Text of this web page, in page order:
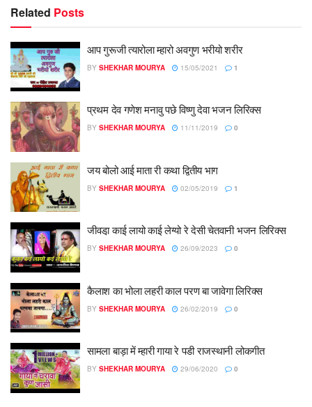
Related Posts
आप गुरूजी त्यारोला म्हारो अवगुण भरीयो शरीर
BY SHEKHAR MOURYA 15/05/2021 1
प्रथम देव गणेश मनावु पछे विष्णु देवा भजन लिरिक्स
BY SHEKHAR MOURYA 11/11/2019 0
जय बोलो आई माता री कथा द्वितीय भाग
BY SHEKHAR MOURYA 02/05/2019 1
जीवडा़ काई लायो काई लेग्यो रे देसी चेतवानी भजन लिरिक्स
BY SHEKHAR MOURYA 26/09/2023 0
कैलाश का भोला लहरी काल परण बा जावेगा लिरिक्स
BY SHEKHAR MOURYA 26/02/2019 0
सामला बाड़ा में म्हारी गाया रे पडी राजस्थानी लोकगीत
BY SHEKHAR MOURYA 29/06/2020 0